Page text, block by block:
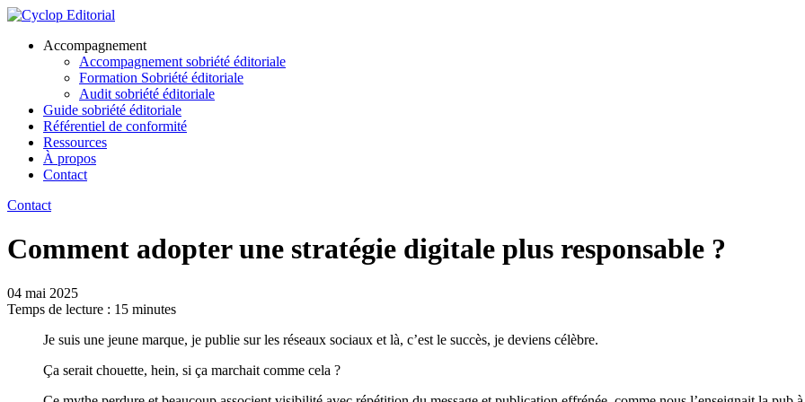
Accompagnement
Accompagnement sobriété éditoriale
Formation Sobriété éditoriale
Audit sobriété éditoriale
Guide sobriété éditoriale
Référentiel de conformité
Ressources
À propos
Contact
Contact
Comment adopter une stratégie digitale plus responsable ?
04 mai 2025
Temps de lecture : 15 minutes
Je suis une jeune marque, je publie sur les réseaux sociaux et là, c’est le succès, je deviens célèbre.
Ça serait chouette, hein, si ça marchait comme cela ?